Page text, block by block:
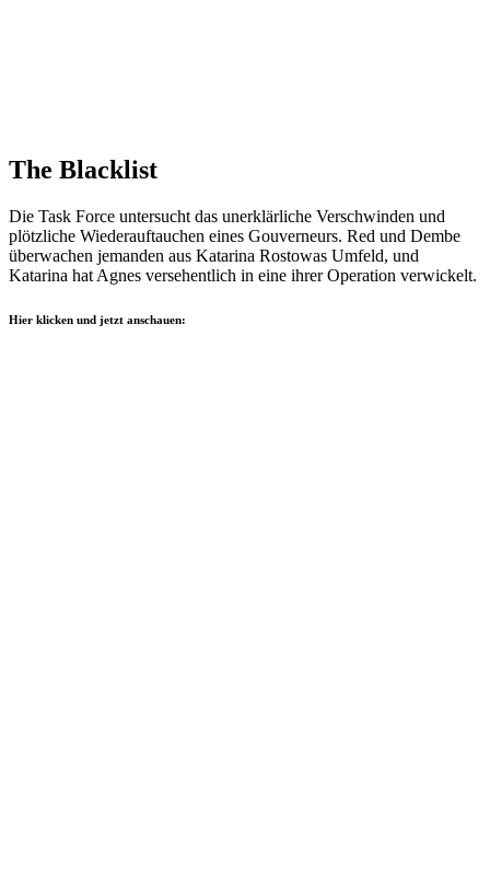
The Blacklist
Die Task Force untersucht das unerklärliche Verschwinden und
plötzliche Wiederauftauchen eines Gouverneurs. Red und Dembe
überwachen jemanden aus Katarina Rostowas Umfeld, und
Katarina hat Agnes versehentlich in eine ihrer Operation verwickelt.
Hier klicken und jetzt anschauen: